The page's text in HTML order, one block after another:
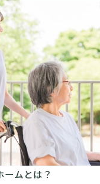
ームとは？